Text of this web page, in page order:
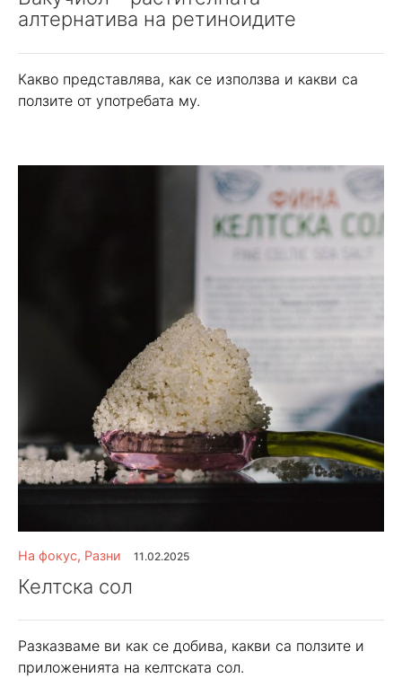
алтернатива на ретиноидите
Какво представлява, как се използва и какви са
ползите от употребата му.
На фокус, Разни 11.02.2025
Келтска сол
Разказваме ви как се добива, какви са ползите и
приложенията на келтската сол.